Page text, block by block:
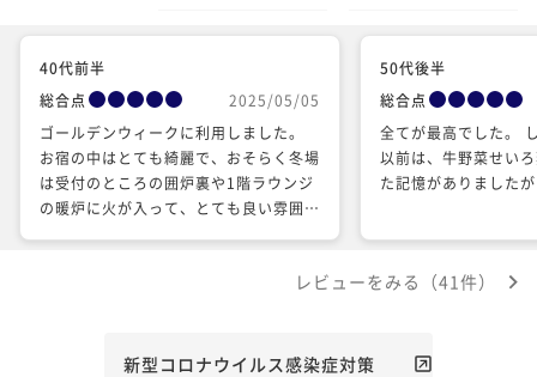
40代前半
総合点
2025/05/05
ゴールデンウィークに利用しました。
お宿の中はとても綺麗で、おそらく冬場
は受付のところの囲炉裏や1階ラウンジ
の暖炉に火が入って、とても良い雰囲気
屋でしたが、妻と二人だったので、ちょ
プセル式のコーヒーメーカー、ポット、
50代後半
総合点
全てが最高でした。
以前は、牛野菜せい
た記憶がありました
レビューをみる（41件）
新型コロナウイルス感染症対策